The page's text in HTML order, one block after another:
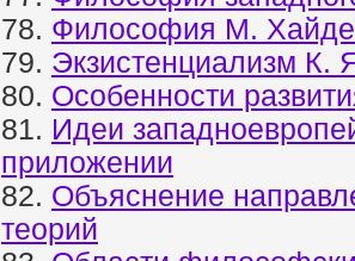
78. Философия М.
79. Экзистенциализм К.
80. Особенности
81. Идеи
приложении
82. Объяснение
теорий